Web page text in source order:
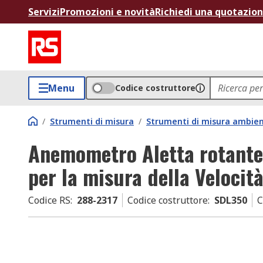
ServiziPromozioni e novitàRichiedi una
Menu Codice costruttore
/ Strumenti di misura / Strumenti di misura
Anemometro Aletta
per la misura della
Codice RS: 288-2317 Codice costruttore: SDL350